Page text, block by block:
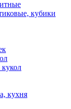
кубики
кухня